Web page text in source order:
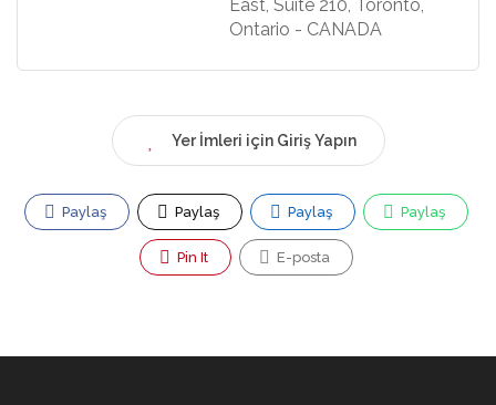
East, Suite 210, Toronto,
Ontario - CANADA
Yer İmleri için Giriş Yapın
Paylaş Paylaş Paylaş Paylaş
Pin It E-posta